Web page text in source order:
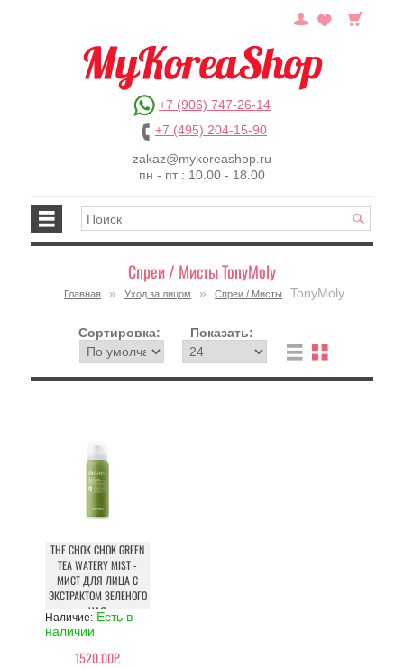
+7 (906) 747-26-14
+7 (495) 204-15-90
zakaz@mykoreashop.ru
пн - пт : 10.00 - 18.00
Спреи / Мисты TonyMoly
Главная » Уход за лицом » Спреи / Мисты TonyMoly
Сортировка: Показать:
THE CHOK CHOK GREEN
TEA WATERY MIST -
МИСТ ДЛЯ ЛИЦА С
ЭКСТРАКТОМ ЗЕЛЕНОГО
ЧАЯ
Наличие: Есть в
наличии
1520.00Р.